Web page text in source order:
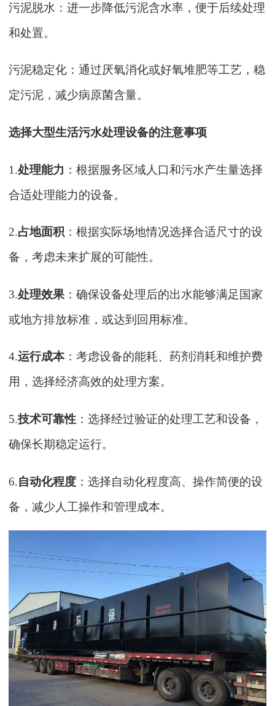
污泥脱水：进一步降低污泥含水率，便于后续处理
和处置。
污泥稳定化：通过厌氧消化或好氧堆肥等工艺，稳
定污泥，减少病原菌含量。
选择大型生活污水处理设备的注意事项
1.处理能力 ：根据服务区域人口和污水产生量选择
合适处理能力的设备。
2.占地面积 ：根据实际场地情况选择合适尺寸的设
备，考虑未来扩展的可能性。
3.处理效果 ：确保设备处理后的出水能够满足国家
或地方排放标准，或达到回用标准。
4.运行成本 ：考虑设备的能耗、药剂消耗和维护费
用，选择经济高效的处理方案。
5.技术可靠性 ：选择经过验证的处理工艺和设备，
确保长期稳定运行。
6.自动化程度 ：选择自动化程度高、操作简便的设
备，减少人工操作和管理成本。